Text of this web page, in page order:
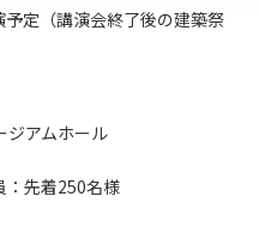
定（講演会終了後の建築祭
アムホール
先着250名様